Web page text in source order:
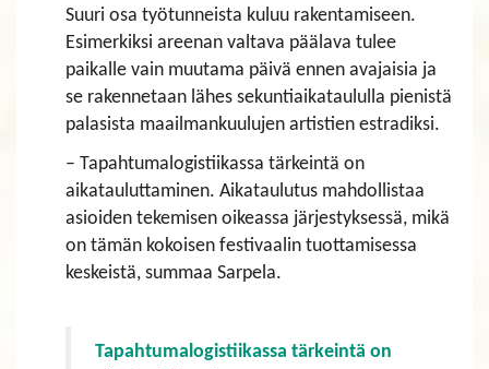
Suuri osa työtunneista kuluu rakentamiseen.
Esimerkiksi areenan valtava päälava tulee
paikalle vain muutama päivä ennen avajaisia ja
se rakennetaan lähes sekuntiaikataululla pienistä
palasista maailmankuulujen artistien estradiksi.
– Tapahtumalogistiikassa tärkeintä on
aikatauluttaminen. Aikataulutus mahdollistaa
asioiden tekemisen oikeassa järjestyksessä, mikä
on tämän kokoisen festivaalin tuottamisessa
keskeistä, summaa Sarpela.
Tapahtumalogistiikassa tärkeintä on